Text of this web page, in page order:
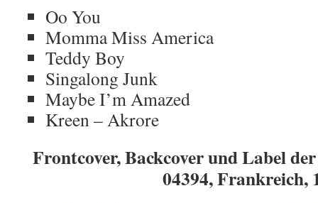
Oo You
Momma Miss America
Teddy Boy
Singalong Junk
Maybe I’m Amazed
Kreen – Akrore
Frontcover, Backcover und Label
04394, Frankreich,